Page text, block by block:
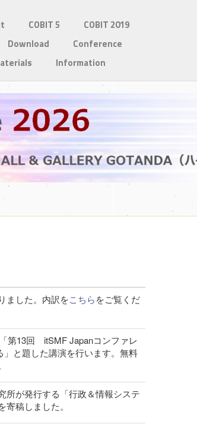
COBIT 5
COBIT 2019
Download
Conference
Information
ました。内訳をこちらをご覧くだ
第13回 itSMF Japanコンファレ
と題した講演を行います。無料
が発行する「行政＆情報システ
稿しました。